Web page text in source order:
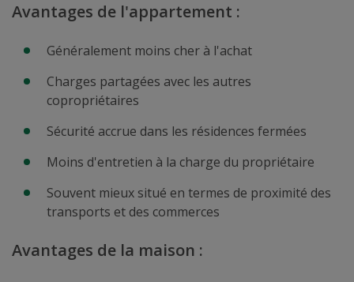
Avantages de l'appartement :
Généralement moins cher à l'achat
Charges partagées avec les autres
copropriétaires
Sécurité accrue dans les résidences fermées
Moins d'entretien à la charge du propriétaire
Souvent mieux situé en termes de proximité des
transports et des commerces
Avantages de la maison :